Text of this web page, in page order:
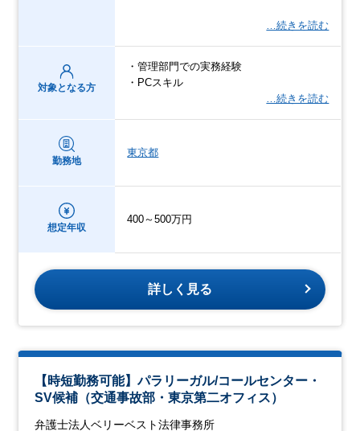
…続きを読む
対象となる方
・管理部門での実務経験
・PCスキル
…続きを読む
勤務地
東京都
想定年収
400～500万円
詳しく見る
【時短勤務可能】パラリーガル/コールセンター・
SV候補（交通事故部・東京第二オフィス）
弁護士法人ベリーベスト法律事務所